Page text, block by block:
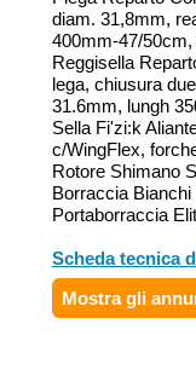
diam. 31,8mm,
400mm-47/
Reggisella
lega, chiusura
31.6mm, lungh
Sella Fi'zi:k
c/WingFlex,
Rotore Shimano
Borraccia Bianchi
Portaborraccia
Scheda tecnica
Mostra gli